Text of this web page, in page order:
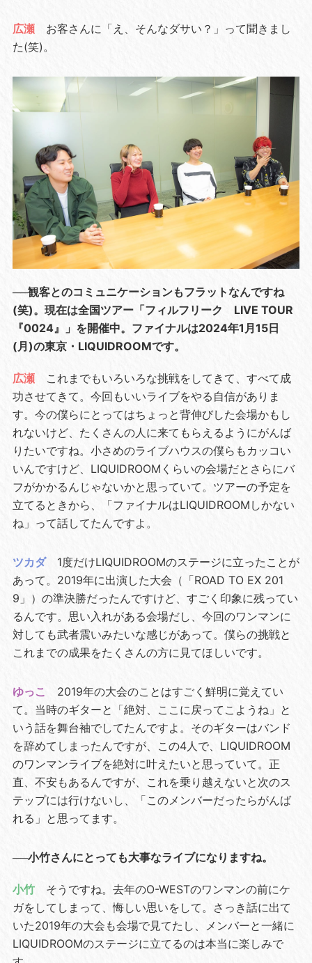
広瀬
お客さんに「え、そんなダサい？」って聞きまし
た(笑)。
──観客とのコミュニケーションもフラットなんですね
(笑)。現在は全国ツアー「フィルフリーク LIVE TOUR
『0024』」を開催中。ファイナルは2024年1月15日
(月)の東京・LIQUIDROOMです。
広瀬
これまでもいろいろな挑戦をしてきて、すべて成
功させてきて。今回もいいライブをやる自信がありま
す。今の僕らにとってはちょっと背伸びした会場かもし
れないけど、たくさんの人に来てもらえるようにがんば
りたいですね。小さめのライブハウスの僕らもカッコい
いんですけど、LIQUIDROOMくらいの会場だとさらにバ
フがかかるんじゃないかと思っていて。ツアーの予定を
立てるときから、「ファイナルはLIQUIDROOMしかない
ね」って話してたんですよ。
ツカダ
1度だけLIQUIDROOMのステージに立ったことが
あって。2019年に出演した大会（「ROAD TO EX 201
9」）の準決勝だったんですけど、すごく印象に残ってい
るんです。思い入れがある会場だし、今回のワンマンに
対しても武者震いみたいな感じがあって。僕らの挑戦と
これまでの成果をたくさんの方に見てほしいです。
ゆっこ
2019年の大会のことはすごく鮮明に覚えてい
て。当時のギターと「絶対、ここに戻ってこようね」と
いう話を舞台袖でしてたんですよ。そのギターはバンド
を辞めてしまったんですが、この4人で、LIQUIDROOM
のワンマンライブを絶対に叶えたいと思っていて。正
直、不安もあるんですが、これを乗り越えないと次のス
テップには行けないし、「このメンバーだったらがんば
れる」と思ってます。
──小竹さんにとっても大事なライブになりますね。
小竹
そうですね。去年のO-WESTのワンマンの前にケ
ガをしてしまって、悔しい思いをして。さっき話に出て
いた2019年の大会も会場で見てたし、メンバーと一緒に
LIQUIDROOMのステージに立てるのは本当に楽しみで